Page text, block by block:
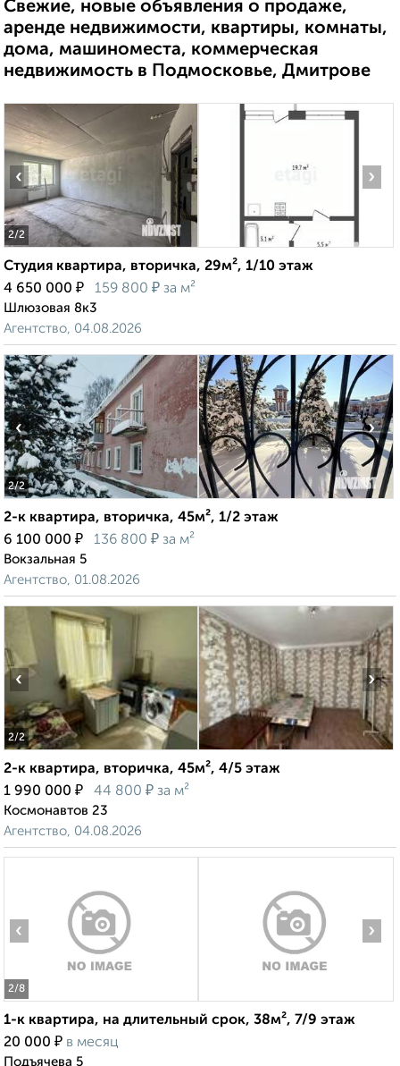
Свежие, новые объявления о продаже,
аренде недвижимости, квартиры, комнаты,
дома, машиноместа, коммерческая
недвижимость в Подмосковье, Дмитрове
2/2
‹ ›
Студия квартира, вторичка, 29м², 1/10 этаж
4 650 000 ₽ 159 800 ₽ за м²
Шлюзовая 8к3
Агентство, 04.08.2026
2/2
‹ ›
2-к квартира, вторичка, 45м², 1/2 этаж
6 100 000 ₽ 136 800 ₽ за м²
Вокзальная 5
Агентство, 01.08.2026
2/2
‹ ›
2-к квартира, вторичка, 45м², 4/5 этаж
1 990 000 ₽ 44 800 ₽ за м²
Космонавтов 23
Агентство, 04.08.2026
2/8
‹ ›
1-к квартира, на длительный срок, 38м², 7/9 этаж
20 000 ₽ в месяц
Подъячева 5